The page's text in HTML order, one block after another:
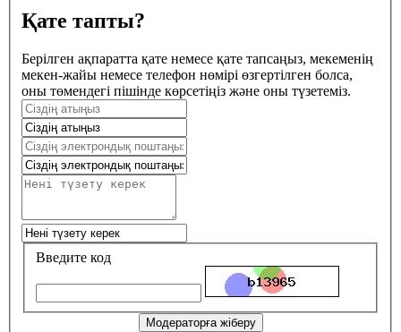
Қате тапты?
Берілген ақпаратта қате немесе қате тапсаңыз, мекеменің
мекен-жайы немесе телефон нөмірі өзгертілген болса,
оны төмендегі пішінде көрсетіңіз және оны түзетеміз.
Введите код
Модераторға жіберу